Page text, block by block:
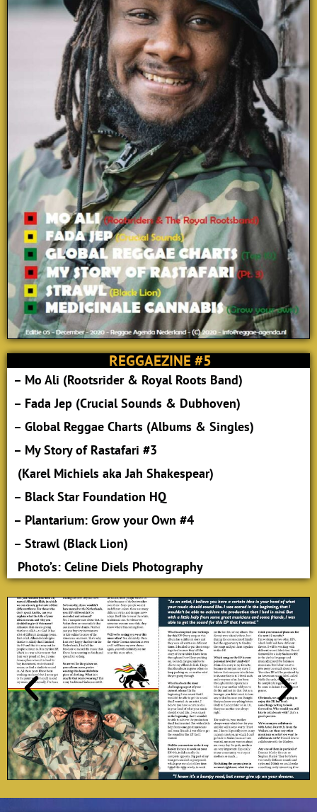
REGGAEZINE #5
– Mo Ali (Rootsrider & Royal Roots Band)
– Fada Jep (Crucial Sounds & Dubhoven)
– Global Reggae Charts (Albums & Singles)
– My Story of Rastafari #3
(Karel Michiels aka Jah Shakespear)
– Black Star Foundation HQ
– Plantarium: Grow your Own #4
– Strawl (Black Lion)
Photo’s: Celine Diels Photography